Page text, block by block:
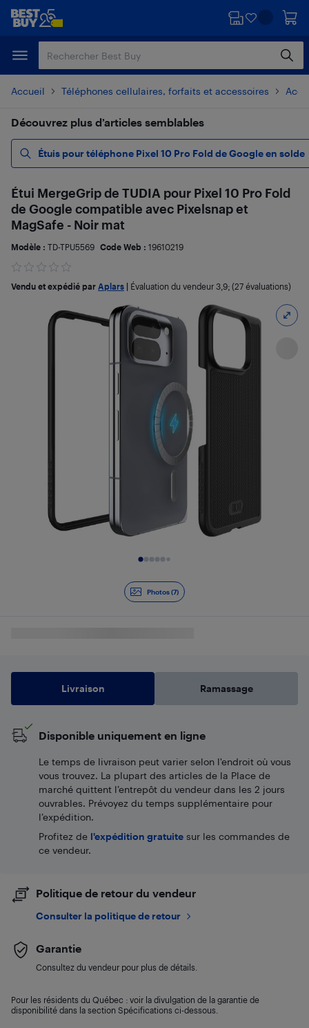
Passer
principal
Passer
Accueil Téléphones cellulaires, forfaits et accessoires
Découvrez plus d’articles semblables
Étuis pour téléphone Pixel 10 Pro Fold de Google en solde
Photos (7)
Étui MergeGrip de TUDIA pour Pixel 10 Pro Fold
de Google compatible avec Pixelsnap et
MagSafe - Noir mat
Modèle : TD-TPU5569 Code Web : 19610219
Vendu et expédié par Aplars Évaluation du vendeur 3,9; (27 évaluations)
Livraison Ramassage
Disponible uniquement en ligne
Le temps de livraison peut varier selon l'endroit où vous
vous trouvez. La plupart des articles de la Place de
marché quittent l’entrepôt du vendeur dans les 2 jours
ouvrables. Prévoyez du temps supplémentaire pour
l’expédition.
Profitez de l'expédition gratuite sur les commandes de
ce vendeur.
Politique de retour du vendeur
Consulter la politique de retour
Garantie
Consultez du vendeur pour plus de détails.
Pour les résidents du Québec : voir la divulgation de la garantie de
disponibilité dans la section Spécifications ci-dessous.